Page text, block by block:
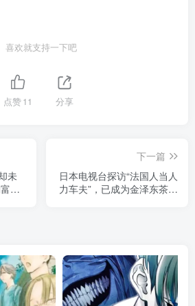
喜欢就支持一下吧
点赞11 分享
未
豪
下一篇
日本电视台探访“法国人当人
力车夫”，已成为金泽东茶屋